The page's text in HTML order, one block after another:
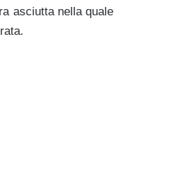
asciutta nella quale